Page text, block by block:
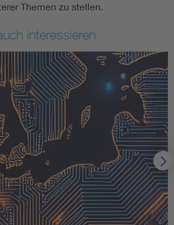
Themen zu stellen.
interessieren